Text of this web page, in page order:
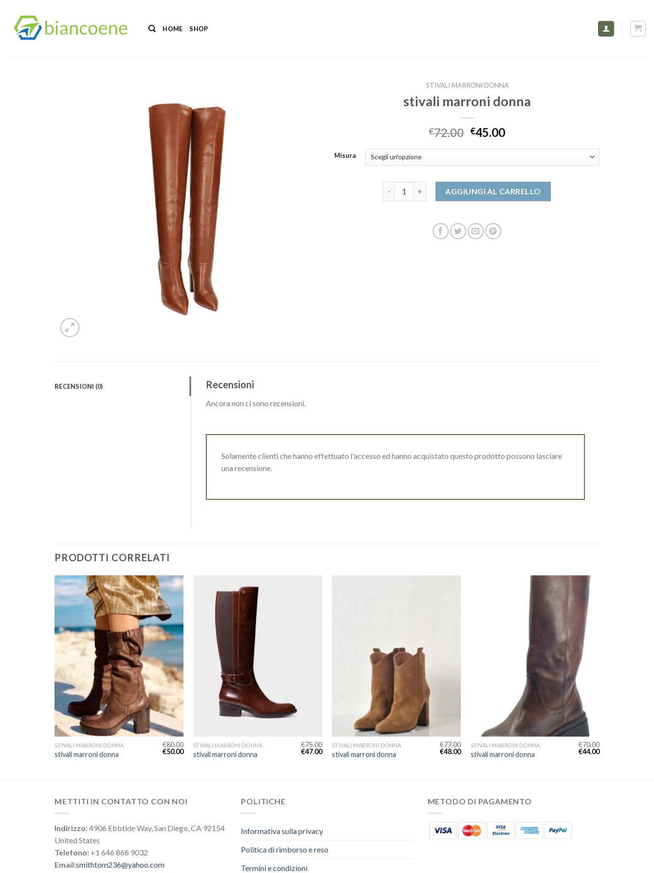
contenuti
HOME SHOP
STIVALI MARRONI DONNA
stivali marroni donna
€72.00 €45.00
Misura
AGGIUNGI AL CARRELLO
RECENSIONI (0) Recensioni
Ancora non ci sono recensioni.
Solamente clienti che hanno effettuato l'accesso ed hanno acquistato questo prodotto possono lasciare
una recensione.
PRODOTTI CORRELATI
STIVALI MARRONI DONNA
stivali marroni donna
€80.00
€50.00
STIVALI MARRONI DONNA
stivali marroni donna
€75.00
€47.00
STIVALI MARRONI DONNA
stivali marroni donna
€77.00
€48.00
STIVALI MARRONI DONNA
stivali marroni donna
€70.00
€44.00
METTITI IN CONTATTO CON NOI
Indirizzo:4906 Ebbtide Way, San Diego, CA 92154
United States
Telefono: +1 646 868 9032
Email:smithtom236@yahoo.com
POLITICHE
Informativa sulla privacy
Politica di rimborso e reso
Termini e condizioni
METODO DI PAGAMENTO